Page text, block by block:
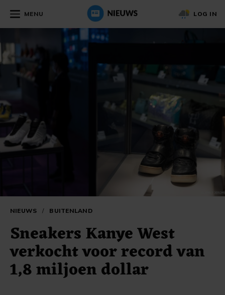
MENU LOG IN
NIEUWS / BUITENLAND
Sneakers Kanye West
verkocht voor record van
1,8 miljoen dollar